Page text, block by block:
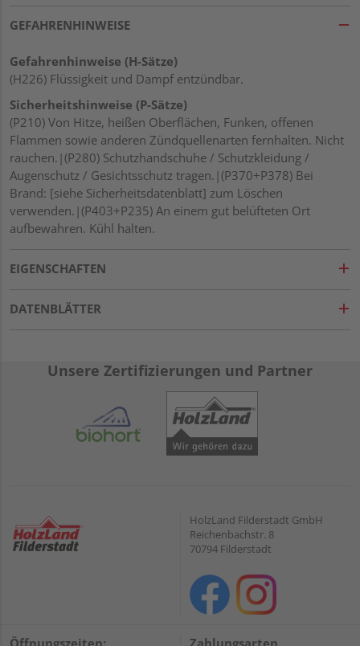
GEFAHRENHINWEISE
Gefahrenhinweise (H-Sätze)
(H226) Flüssigkeit und Dampf entzündbar.
Sicherheitshinweise (P-Sätze)
(P210) Von Hitze, heißen Oberflächen, Funken, offenen
Flammen sowie anderen Zündquellenarten fernhalten. Nicht
rauchen.|(P280) Schutzhandschuhe / Schutzkleidung /
Augenschutz / Gesichtsschutz tragen.|(P370+P378) Bei
Brand: [siehe Sicherheitsdatenblatt] zum Löschen
verwenden.|(P403+P235) An einem gut belüfteten Ort
aufbewahren. Kühl halten.
EIGENSCHAFTEN
DATENBLÄTTER
Unsere Zertifizierungen und Partner
HolzLand Filderstadt GmbH
Reichenbachstr. 8
70794 Filderstadt
Öffnungszeiten: Zahlungsarten